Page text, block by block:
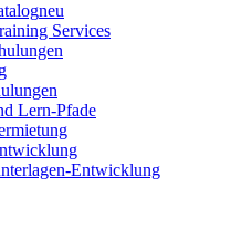
neu
Services
Lern-Pfade
Entwicklung